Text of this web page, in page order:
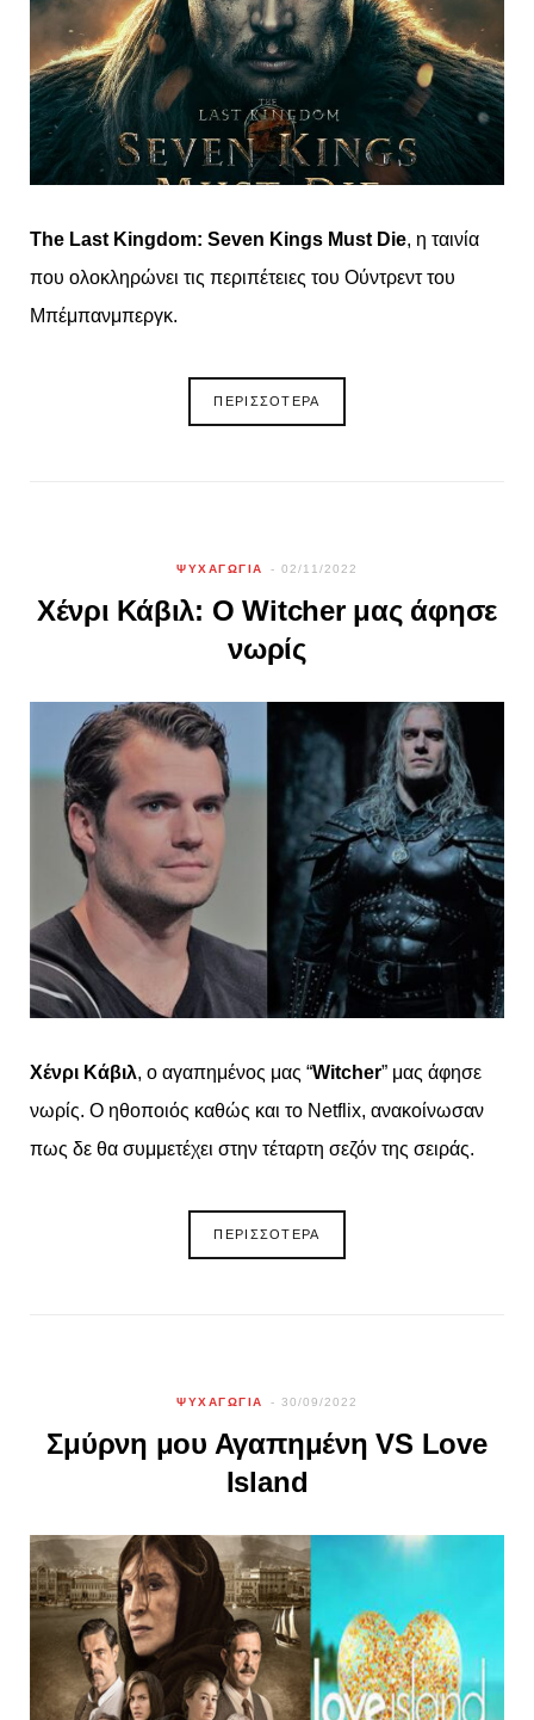
The Last Kingdom: Seven Kings Must Die, η ταινία
που ολοκληρώνει τις περιπέτειες του Ούντρεντ του
Μπέμπανμπεργκ.
ΠΕΡΙΣΣΟΤΕΡΑ
ΨΥΧΑΓΩΓΙΑ 02/11/2022
Χένρι Κάβιλ: Ο Witcher μας άφησε
νωρίς
Χένρι Κάβιλ, ο αγαπημένος μας “Witcher” μας άφησε
νωρίς. Ο ηθοποιός καθώς και το Netflix, ανακοίνωσαν
πως δε θα συμμετέχει στην τέταρτη σεζόν της σειράς.
ΠΕΡΙΣΣΟΤΕΡΑ
ΨΥΧΑΓΩΓΙΑ 30/09/2022
Σμύρνη μου Αγαπημένη VS Love
Island